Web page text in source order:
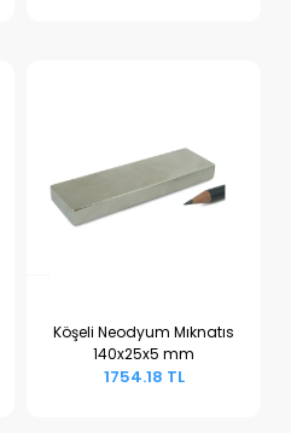
Sepete Ekle
Köşeli Neodyum Mıknatıs
140x25x5 mm
1754.18 TL